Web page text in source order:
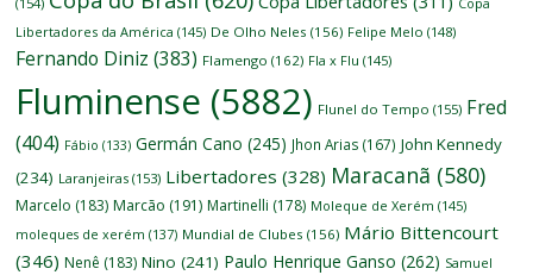
Libertadores da América (145) De Olho Neles (156) Felipe Melo (148)
Fernando Diniz (383) Flamengo (162) Fla x Flu (145)
Fluminense (5882) Flunel do Tempo (155) Fred
(404) Fábio (133) Germán Cano (245) Jhon Arias (167) John Kennedy
(234) Laranjeiras (153) Libertadores (328) Maracanã (580)
Marcelo (183) Marcão (191) Martinelli (178) Moleque de Xerém (145)
moleques de xerém (137) Mundial de Clubes (156) Mário Bittencourt
(346) Nenê (183) Nino (241) Paulo Henrique Ganso (262) Samuel